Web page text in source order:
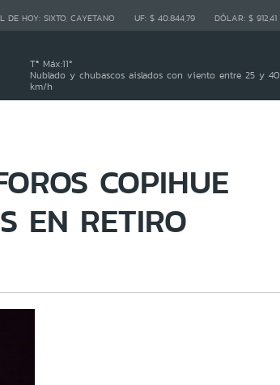
DE HOY: SIXTO, CAYETANO UF: $ 40.844,79 DÓLAR: $ 912,41
Tª Máx:11º
Nublado y chubascos aislados con viento entre 25 y 40
km/h
COPIHUE
EN RETIRO